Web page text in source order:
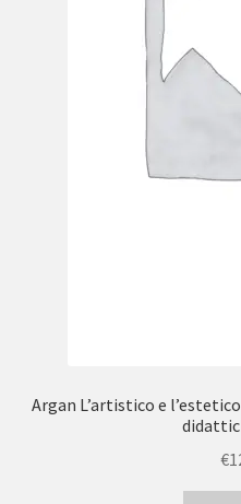
Argan L’artistico e
€